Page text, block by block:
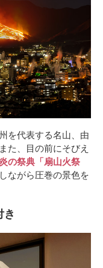
を代表する名山、由
た、目の前にそびえ
の祭典「扇山火祭
ながら圧巻の景色を